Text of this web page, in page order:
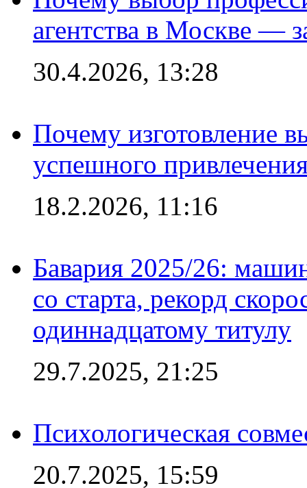
агентства в Москве —
30.4.2026, 13:28
Почему изготовление
успешного
18.2.2026, 11:16
Бавария 2025/26:
со старта, рекорд
одиннадцатому титулу
29.7.2025, 21:25
Психологическая
20.7.2025, 15:59